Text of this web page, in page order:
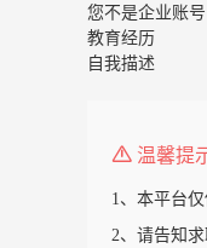
您不是企业账
教育经历
自我描述
温馨提
1、本平台
2、请告知